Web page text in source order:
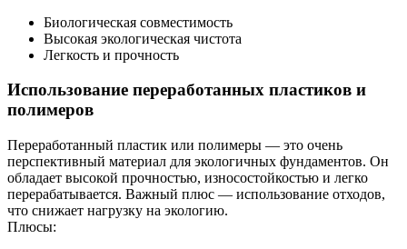
Биологическая совместимость
Высокая экологическая чистота
Легкость и прочность
Использование переработанных пластиков и
полимеров
Переработанный пластик или полимеры — это очень
перспективный материал для экологичных фундаментов. Он
обладает высокой прочностью, износостойкостью и легко
перерабатывается. Важный плюс — использование отходов,
что снижает нагрузку на экологию.
Плюсы: